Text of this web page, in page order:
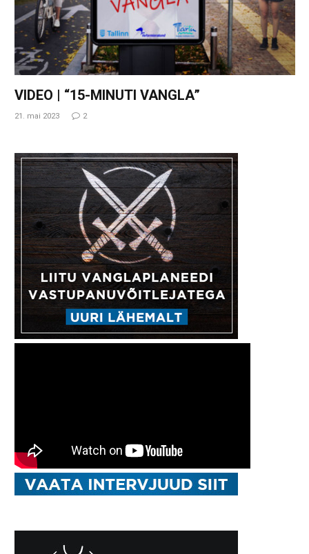
VIDEO | “15-MINUTI VANGLA”
21. mai 2023 2